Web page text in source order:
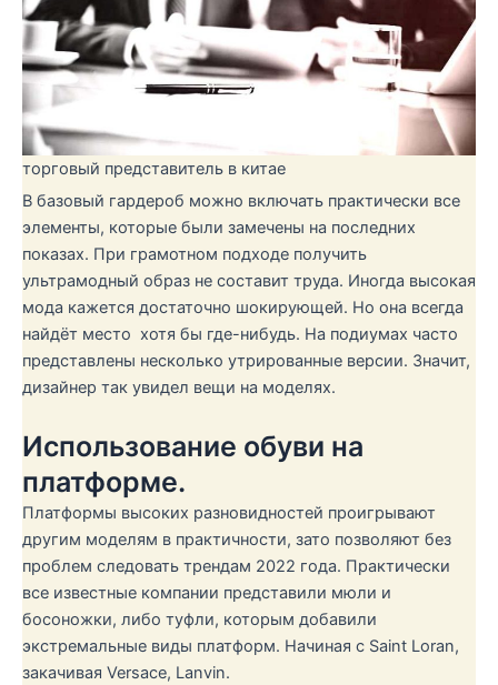
торговый представитель в китае
В базовый гардероб можно включать практически все
элементы, которые были замечены на последних
показах. При грамотном подходе получить
ультрамодный образ не составит труда. Иногда высокая
мода кажется достаточно шокирующей. Но она всегда
найдёт место хотя бы где-нибудь. На подиумах часто
представлены несколько утрированные версии. Значит,
дизайнер так увидел вещи на моделях.
Использование обуви на
платформе.
Платформы высоких разновидностей проигрывают
другим моделям в практичности, зато позволяют без
проблем следовать трендам 2022 года. Практически
все известные компании представили мюли и
босоножки, либо туфли, которым добавили
экстремальные виды платформ. Начиная с Saint Loran,
закачивая Versace, Lanvin.